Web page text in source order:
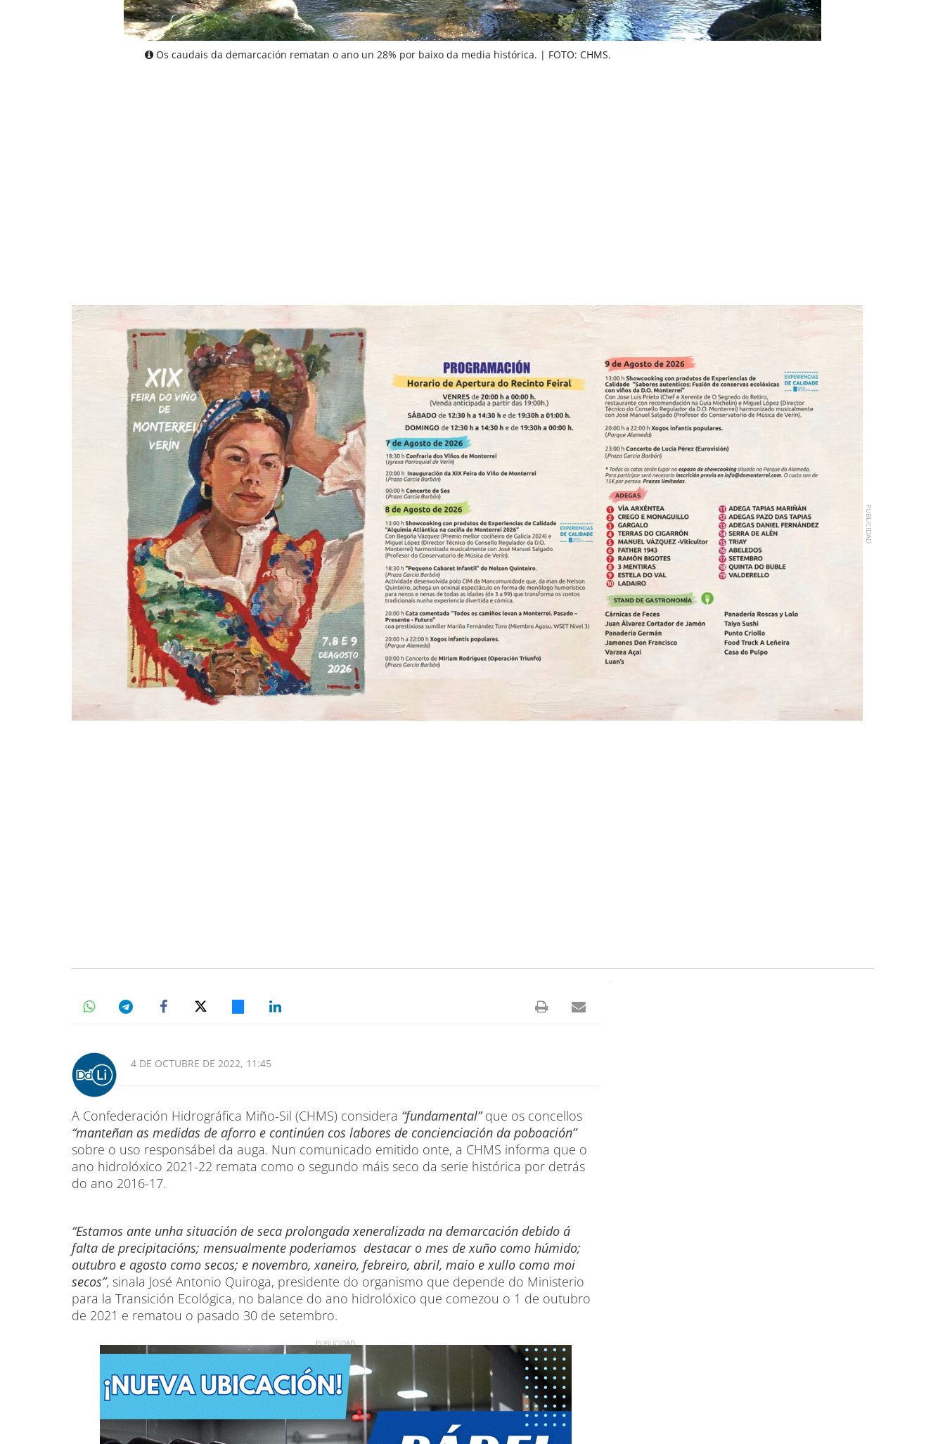
Os caudais da demarcación rematan o ano un 28% por baixo da media histórica. | FOTO: CHMS.
4 DE OCTUBRE DE 2022, 11:45
A Confederación Hidrográfica Miño-Sil (CHMS) considera “fundamental”que os concellos
“manteñan as medidas de aforro e continúen cos labores de concienciación da poboación”
sobre o uso responsábel da auga. Nun comunicado emitido onte, a CHMS informa que o
ano hidrolóxico 2021-22 remata como o segundo máis seco da serie histórica por detrás
do ano 2016-17.
“Estamos ante unha situación de seca prolongada xeneralizada na demarcación debido á
falta de precipitacións; mensualmente poderiamos destacar o mes de xuño como húmido;
outubro e agosto como secos; e novembro, xaneiro, febreiro, abril, maio e xullo como moi
secos”, sinala José Antonio Quiroga, presidente do organismo que depende do Ministerio
para la Transición Ecológica, no balance do ano hidrolóxico que comezou o 1 de outubro
de 2021 e rematou o pasado 30 de setembro.